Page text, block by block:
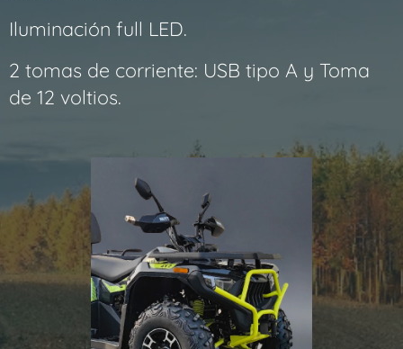
Iluminación full LED.
2 tomas de corriente: USB tipo A y Toma
de 12 voltios.